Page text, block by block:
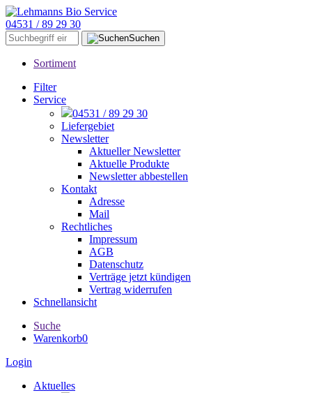
04531 / 89 29 30
Suchen
Sortiment
Filter
Service
04531 / 89 29 30
Liefergebiet
Newsletter
Aktueller Newsletter
Aktuelle Produkte
Newsletter abbestellen
Kontakt
Adresse
Mail
Rechtliches
Impressum
AGB
Datenschutz
Verträge jetzt kündigen
Vertrag widerrufen
Schnellansicht
Suche
Warenkorb0
Login
Aktuelles